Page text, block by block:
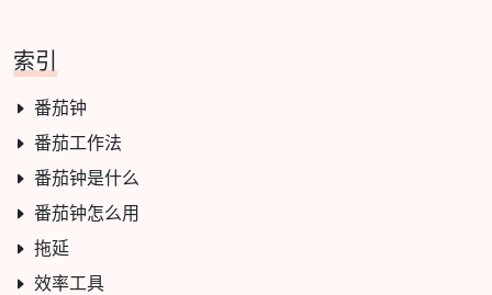
索引
番茄钟
番茄工作法
番茄钟是什么
番茄钟怎么用
拖延
效率工具